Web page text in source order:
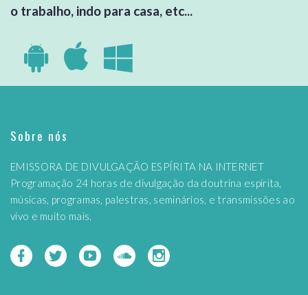
o trabalho, indo para casa, etc...
Sobre nós
EMISSORA DE DIVULGAÇÃO ESPÍRITA NA INTERNET
Programação 24 horas de divulgação da doutrina espírita,
músicas, programas, palestras, seminários, e transmissões ao
vivo e muito mais.